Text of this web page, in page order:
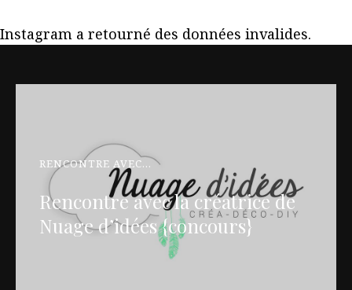
Instagram a retourné des données invalides.
RENCONTRE AVEC...
Rencontre avec la créatrice de
Nuage d’idées {concours}